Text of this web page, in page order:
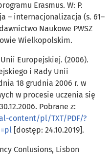
Erasmus. W: P.
– internacjonalizacja (s. 61–
Naukowe PWSZ
Wielkopolskim.
Europejskiej. (2006).
i Rady Unii
18 grudnia 2006 r. w
w procesie uczenia się
Pobrane z:
content/pl/TXT/PDF/?
[dostęp: 24.10.2019].
Conlusions, Lisbon